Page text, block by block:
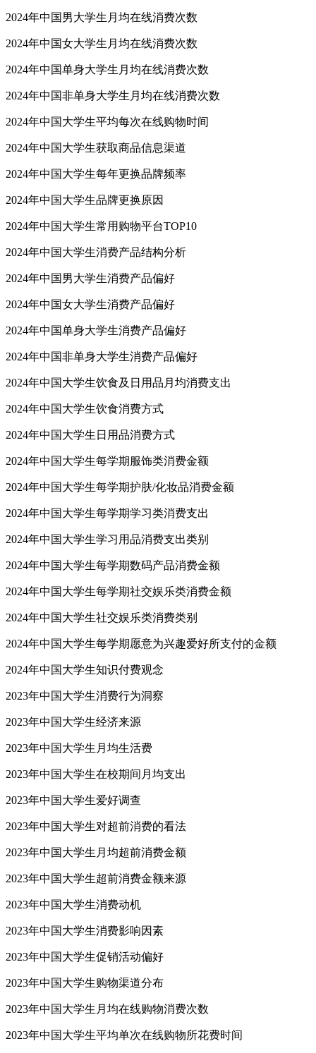
2024年中国男大学生月均在线消费次数
2024年中国女大学生月均在线消费次数
2024年中国单身大学生月均在线消费次数
2024年中国非单身大学生月均在线消费次数
2024年中国大学生平均每次在线购物时间
2024年中国大学生获取商品信息渠道
2024年中国大学生每年更换品牌频率
2024年中国大学生品牌更换原因
2024年中国大学生常用购物平台TOP10
2024年中国大学生消费产品结构分析
2024年中国男大学生消费产品偏好
2024年中国女大学生消费产品偏好
2024年中国单身大学生消费产品偏好
2024年中国非单身大学生消费产品偏好
2024年中国大学生饮食及日用品月均消费支出
2024年中国大学生饮食消费方式
2024年中国大学生日用品消费方式
2024年中国大学生每学期服饰类消费金额
2024年中国大学生每学期护肤/化妆品消费金额
2024年中国大学生每学期学习类消费支出
2024年中国大学生学习用品消费支出类别
2024年中国大学生每学期数码产品消费金额
2024年中国大学生每学期社交娱乐类消费金额
2024年中国大学生社交娱乐类消费类别
2024年中国大学生每学期愿意为兴趣爱好所支付的金额
2024年中国大学生知识付费观念
2023年中国大学生消费行为洞察
2023年中国大学生经济来源
2023年中国大学生月均生活费
2023年中国大学生在校期间月均支出
2023年中国大学生爱好调查
2023年中国大学生对超前消费的看法
2023年中国大学生月均超前消费金额
2023年中国大学生超前消费金额来源
2023年中国大学生消费动机
2023年中国大学生消费影响因素
2023年中国大学生促销活动偏好
2023年中国大学生购物渠道分布
2023年中国大学生月均在线购物消费次数
2023年中国大学生平均单次在线购物所花费时间